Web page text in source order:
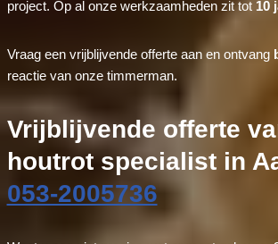
project. Op al onze werkzaamheden zit tot 10
Vraag een vrijblijvende offerte aan en ontvang
reactie van onze timmerman.
Vrijblijvende offerte
houtrot specialist in
053-2005736